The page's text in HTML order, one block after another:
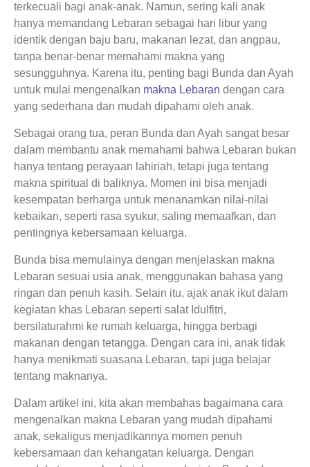
terkecuali bagi anak-anak. Namun, sering kali anak
hanya memandang Lebaran sebagai hari libur yang
identik dengan baju baru, makanan lezat, dan angpau,
tanpa benar-benar memahami makna yang
sesungguhnya. Karena itu, penting bagi Bunda dan Ayah
untuk mulai mengenalkan makna Lebaran dengan cara
yang sederhana dan mudah dipahami oleh anak.
Sebagai orang tua, peran Bunda dan Ayah sangat besar
dalam membantu anak memahami bahwa Lebaran bukan
hanya tentang perayaan lahiriah, tetapi juga tentang
makna spiritual di baliknya. Momen ini bisa menjadi
kesempatan berharga untuk menanamkan nilai-nilai
kebaikan, seperti rasa syukur, saling memaafkan, dan
pentingnya kebersamaan keluarga.
Bunda bisa memulainya dengan menjelaskan makna
Lebaran sesuai usia anak, menggunakan bahasa yang
ringan dan penuh kasih. Selain itu, ajak anak ikut dalam
kegiatan khas Lebaran seperti salat Idulfitri,
bersilaturahmi ke rumah keluarga, hingga berbagi
makanan dengan tetangga. Dengan cara ini, anak tidak
hanya menikmati suasana Lebaran, tapi juga belajar
tentang maknanya.
Dalam artikel ini, kita akan membahas bagaimana cara
mengenalkan makna Lebaran yang mudah dipahami
anak, sekaligus menjadikannya momen penuh
kebersamaan dan kehangatan keluarga. Dengan